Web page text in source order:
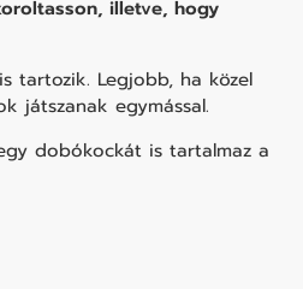
illetve, hogy
tartozik. Legjobb, ha közel
játszanak egymással.
dobókockát is tartalmaz a